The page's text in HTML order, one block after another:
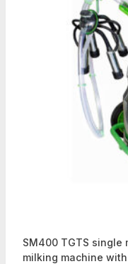
SM400 TGTS
milking machine